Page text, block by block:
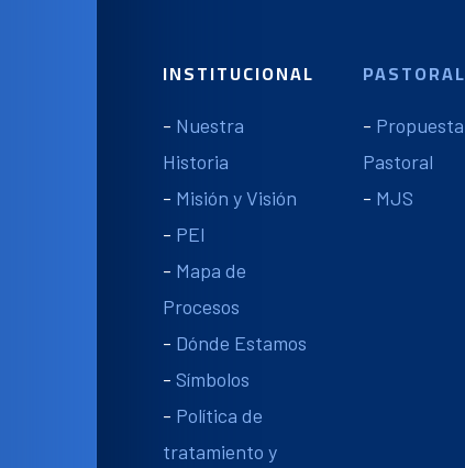
INSTITUCIONAL
- Nuestra
Historia
- Misión y Visión
- PEI
- Mapa de
Procesos
- Dónde Estamos
- Símbolos
- Política de
tratamiento y
PASTORAL
- Propuesta
Pastoral
- MJS